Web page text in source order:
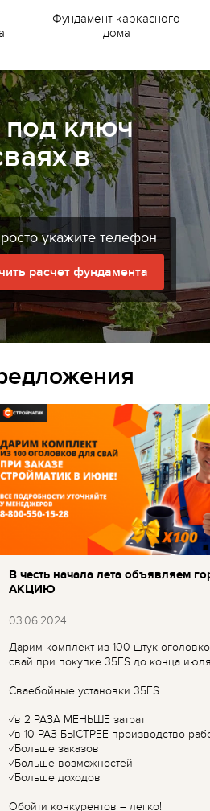
Фундамент каркасного
дома
под ключ
в
укажите телефон
расчет фундамента
В честь начала лета объявляем
АКЦИЮ
03.06.2024
Дарим комплект из 100 штук
свай при покупке 35FS до конца
Сваебойные установки 35FS
✓в 2 РАЗА МЕНЬШЕ затрат
✓в 10 РАЗ БЫСТРЕЕ производство
✓Больше заказов
✓Больше возможностей
✓Больше доходов
Обойти конкурентов – легко!